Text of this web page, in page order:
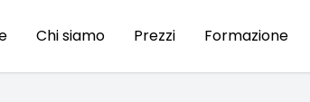
Chi siamo Prezzi Formazione